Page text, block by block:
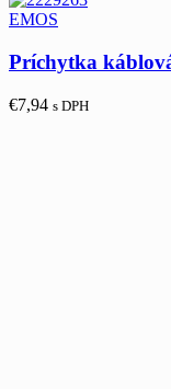
EMOS
Príchytka
€7,94 s DPH